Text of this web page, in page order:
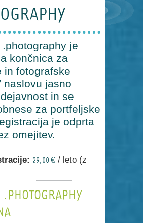
je
končnica za
in fotografske
naslovu jasno
in se
za portfeljske
je odprta
omejitev.
29,00 € / leto (z
.PHOTOGRAPHY